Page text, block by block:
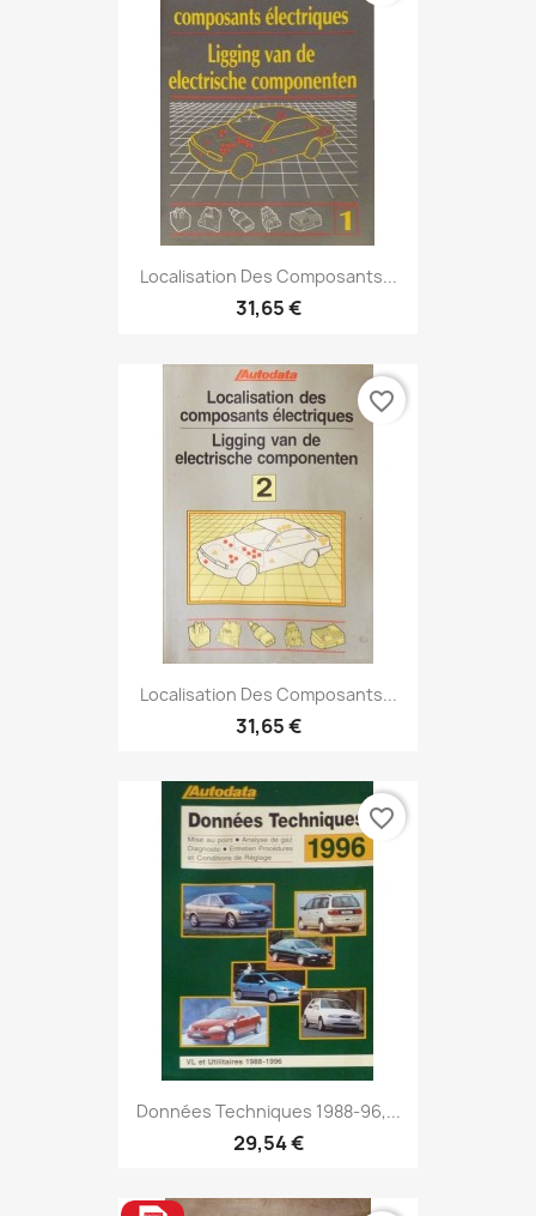
Localisation Des Composants...
31,65 €
Localisation Des Composants...
31,65 €
favorite_border
Données Techniques 1988-96,...
29,54 €
favorite_border